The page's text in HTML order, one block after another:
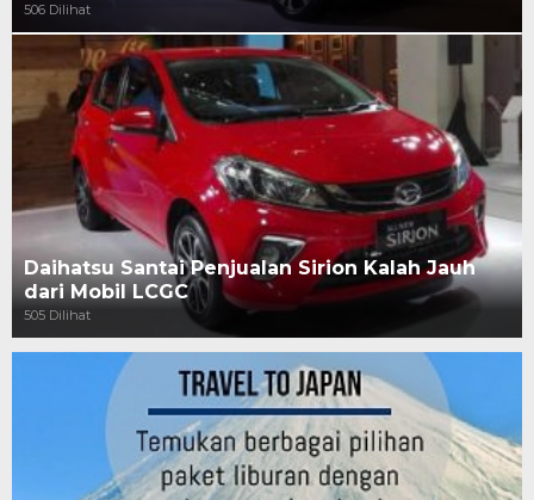
506 Dilihat
Daihatsu Santai Penjualan Sirion Kalah Jauh
dari Mobil LCGC
505 Dilihat